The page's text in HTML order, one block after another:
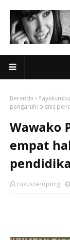
Beranda
pengaruhi bisnis
Wawako
empat
Fokus teropong